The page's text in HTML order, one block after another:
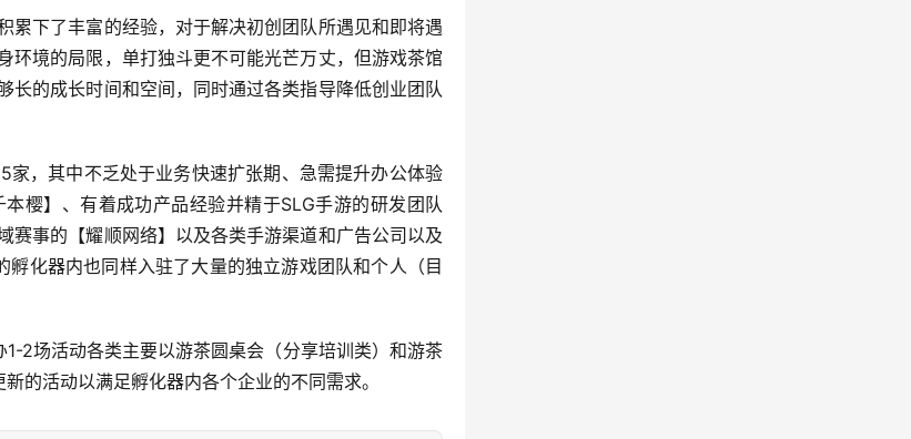
下了丰富的经验，对于解决初创团队所遇见和即将遇
环境的局限，单打独斗更不可能光芒万丈，但游戏茶馆
长的成长时间和空间，同时通过各类指导降低创业团队
家，其中不乏处于业务快速扩张期、急需提升办公体验
樱】、有着成功产品经验并精于SLG手游的研发团队
赛事的【耀顺网络】以及各类手游渠道和广告公司以及
化器内也同样入驻了大量的独立游戏团队和个人（目
2场活动各类主要以游茶圆桌会（分享培训类）和游茶
的活动以满足孵化器内各个企业的不同需求。